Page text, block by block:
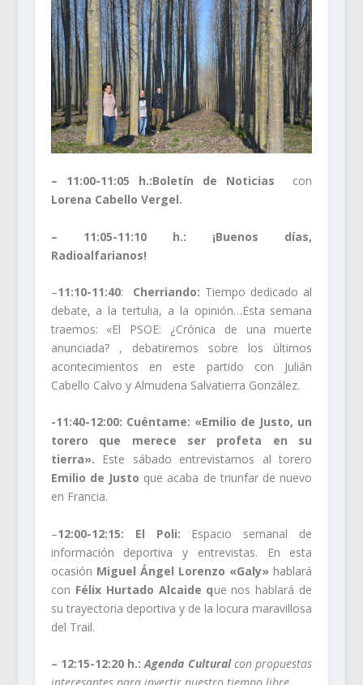
– 11:00-11:05 h.:Boletín de Noticias con
Lorena Cabello Vergel.
– 11:05-11:10 h.: ¡Buenos días,
Radioalfarianos!
–11:10-11:40: Cherriando: Tiempo dedicado al
debate, a la tertulia, a la opinión…Esta semana
traemos: «El PSOE: ¿Crónica de una muerte
anunciada? , debatiremos sobre los últimos
acontecimientos en este partido con Julián
Cabello Calvo yAlmudena Salvatierra González.
-11:40-12:00: Cuéntame: «Emilio de Justo, un
torero que merece ser profeta en su
tierra». Este sábado entrevistamos al torero
Emilio de Justo que acaba de triunfar de nuevo
en Francia.
–12:00-12:15: El Poli: Espacio semanal de
información deportiva y entrevistas. En esta
ocasión Miguel Ángel Lorenzo «Galy» hablará
con Félix Hurtado Alcaide que nos hablará de
su trayectoria deportiva y de la locura maravillosa
del Trail.
– 12:15-12:20 h.: Agenda Culturalcon propuestas